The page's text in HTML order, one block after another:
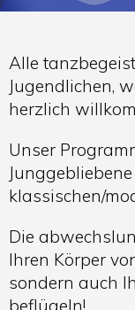
Alle
Jugendlichen,
herzlich
Unser
klassischen/
Die
Ihren Körper
sondern auch
beflügeln!